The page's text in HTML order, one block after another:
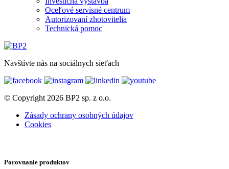
Oceľové servisné centrum
Autorizovaní zhotovitelia
Technická pomoc
Navštívte nás na sociálnych sieťach
© Copyright 2026 BP2 sp. z o.o.
Zásady ochrany osobných údajov
Cookies
Porovnanie produktov